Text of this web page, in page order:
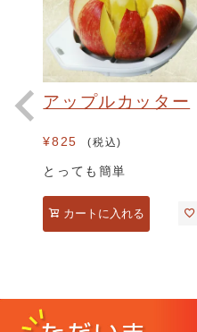
アップルカッター
¥825 税込
とっても簡単
カートに入れる